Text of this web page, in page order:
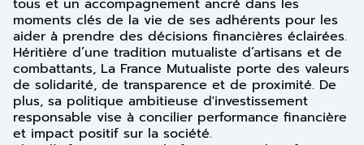
tous et un accompagnement ancré dans les
moments clés de la vie de ses adhérents pour les
aider à prendre des décisions financières éclairées.
Héritière d’une tradition mutualiste d’artisans et de
combattants, La France Mutualiste porte des valeurs
de solidarité, de transparence et de proximité. De
plus, sa politique ambitieuse d'investissement
responsable vise à concilier performance financière
et impact positif sur la société.